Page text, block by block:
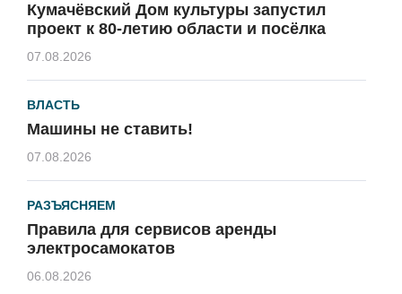
Кумачёвский Дом культуры запустил
проект к 80-летию области и посёлка
07.08.2026
ВЛАСТЬ
Машины не ставить!
07.08.2026
РАЗЪЯСНЯЕМ
Правила для сервисов аренды
электросамокатов
06.08.2026